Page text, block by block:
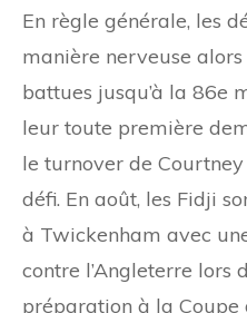
En règle générale, les
manière nerveuse
battues jusqu’à la 86e
leur toute première
le turnover de
défi. En août, les Fidji
à Twickenham avec
contre l’Angleterre lors
préparation à la Coupe